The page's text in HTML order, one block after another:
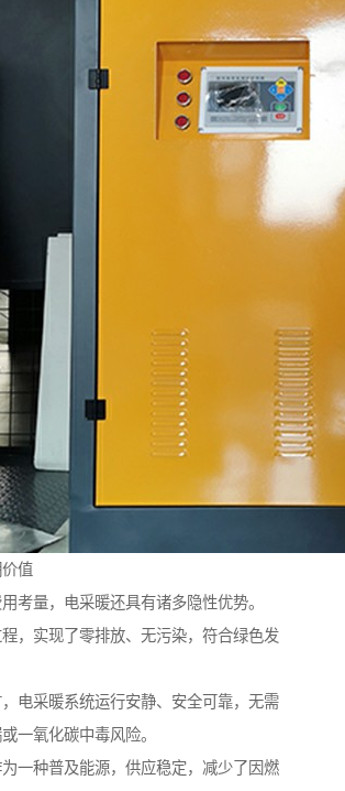
值
考量，电采暖还具有诸多隐性优势。
，实现了零排放、无污染，符合绿色发
电采暖系统运行安静、安全可靠，无需
一氧化碳中毒风险。
一种普及能源，供应稳定，减少了因燃